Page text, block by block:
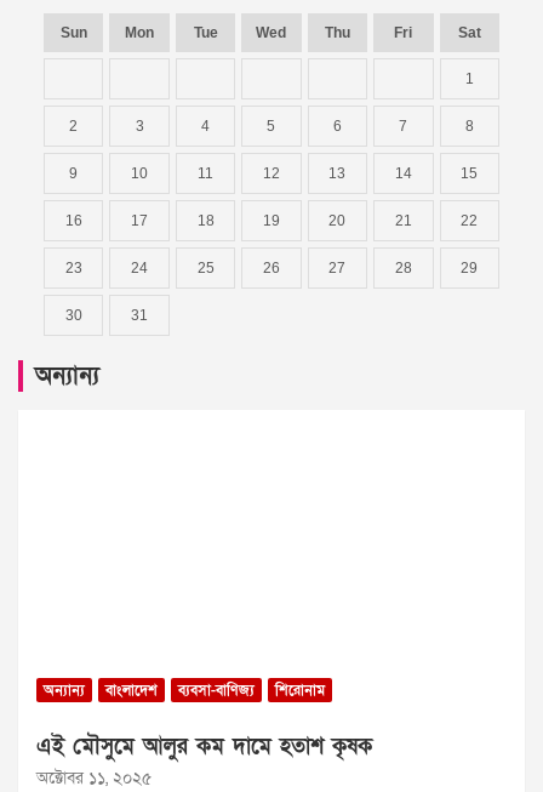
Sun Mon Tue Wed Thu Fri Sat
1
2 3 4 5 6 7 8
9 10 11 12 13 14 15
16 17 18 19 20 21 22
23 24 25 26 27 28 29
30 31
অন্যান্য
অন্যান্য বাংলাদেশ ব্যবসা-বাণিজ্য শিরোনাম
এই মৌসুমে আলুর কম দামে হতাশ কৃষক
অক্টোবর ১১, ২০২৫